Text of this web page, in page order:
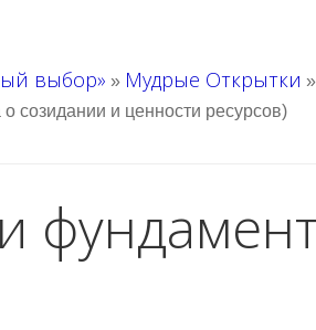
выбор» » Мудрые Открытки »
о созидании и ценности ресурсов)